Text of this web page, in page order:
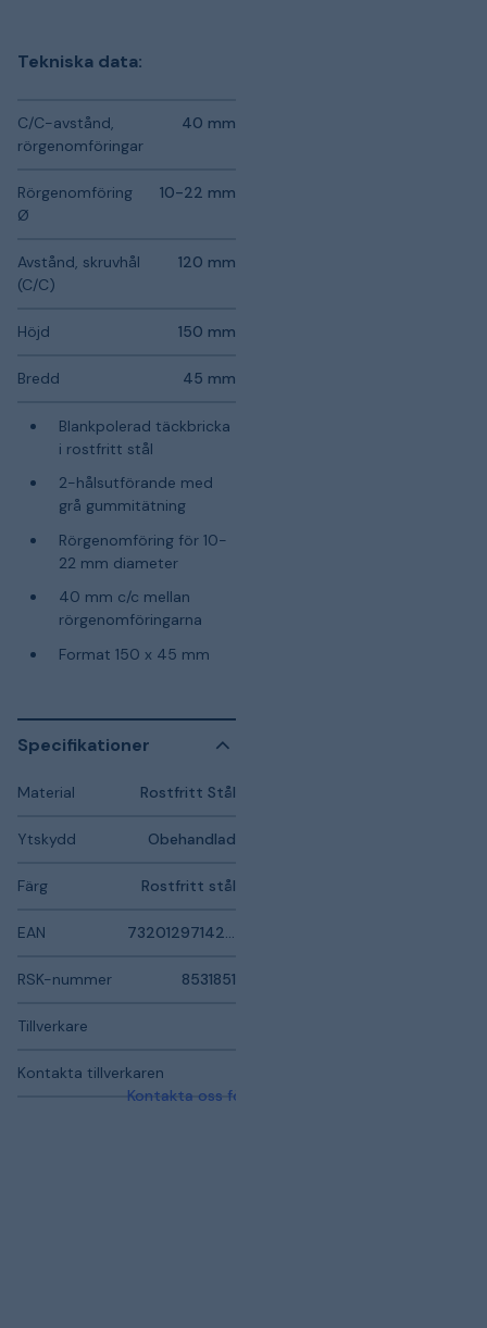
Tekniska data:
C/C-avstånd,
rörgenomföringar
40 mm
Rörgenomföring
Ø
10-22 mm
Avstånd, skruvhål
(C/C)
120 mm
Höjd 150 mm
Bredd 45 mm
Blankpolerad täckbricka
i rostfritt stål
2-hålsutförande med
grå gummitätning
Rörgenomföring för 10-
22 mm diameter
40 mm c/c mellan
rörgenomföringarna
Format 150 x 45 mm
Specifikationer
Material Rostfritt Stål
Ytskydd Obehandlad
Färg Rostfritt stål
EAN
RSK-nummer 8531851
Tillverkare
Kontakta tillverkaren
Kontakta oss för mer information